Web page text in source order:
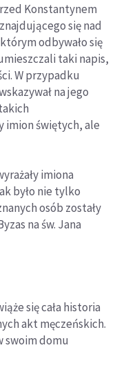
Konstantynem
się nad
odbywało się
taki napis,
W przypadku
na jego
imion świętych, ale
imiona
było nie tylko
osób zostały
na św. Jana
się cała historia
akt męczeńskich.
swoim domu